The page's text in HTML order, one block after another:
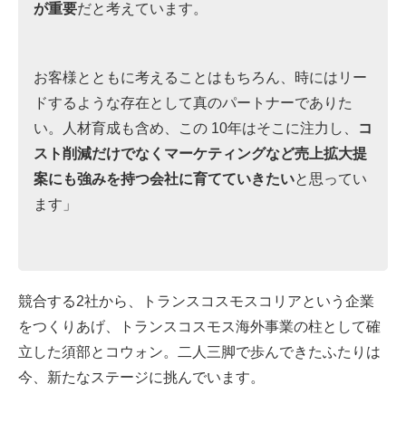
が重要だと考えています。
お客様とともに考えることはもちろん、時にはリー
ドするような存在として真のパートナーでありた
い。人材育成も含め、この 10年はそこに注力し、
コ
スト削減だけでなくマーケティングなど売上拡大提
案にも強みを持つ会社に育てていきたいと思ってい
ます」
競合する2社から、トランスコスモスコリアという企業
をつくりあげ、トランスコスモス海外事業の柱として確
立した須部とコウォン。二人三脚で歩んできたふたりは
今、新たなステージに挑んでいます。